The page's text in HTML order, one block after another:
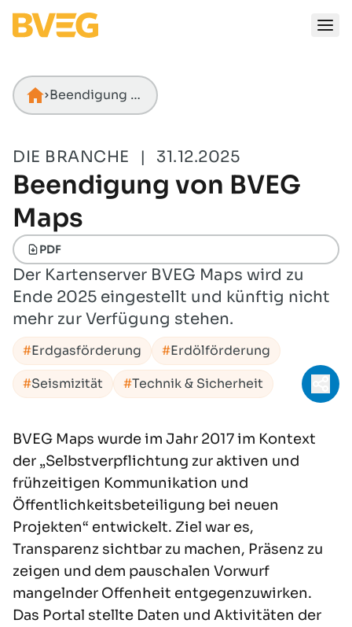
Startseite
Beendigung von BVEG Maps
DIE BRANCHE | 31.12.2025
Beendigung von BVEG
Maps
PDF
Der Kartenserver BVEG Maps wird zu
Ende 2025 eingestellt und künftig nicht
mehr zur Verfügung stehen.
Erdgasförderung
Erdölförderung
Seismizität
Technik & Sicherheit
BVEG Maps wurde im Jahr 2017 im Kontext
der „Selbstverpflichtung zur aktiven und
frühzeitigen Kommunikation und
Öffentlichkeitsbeteiligung bei neuen
Projekten“ entwickelt. Ziel war es,
Transparenz sichtbar zu machen, Präsenz zu
zeigen und dem pauschalen Vorwurf
mangelnder Offenheit entgegenzuwirken.
Das Portal stellte Daten und Aktivitäten der